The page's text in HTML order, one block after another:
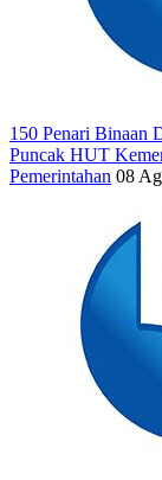
150 Penari Binaan
Puncak HUT
Pemerintahan 08